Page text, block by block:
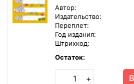
Автор:
Издательство:
Переплет:
Год издания:
Штрихкод:
Остаток:
+